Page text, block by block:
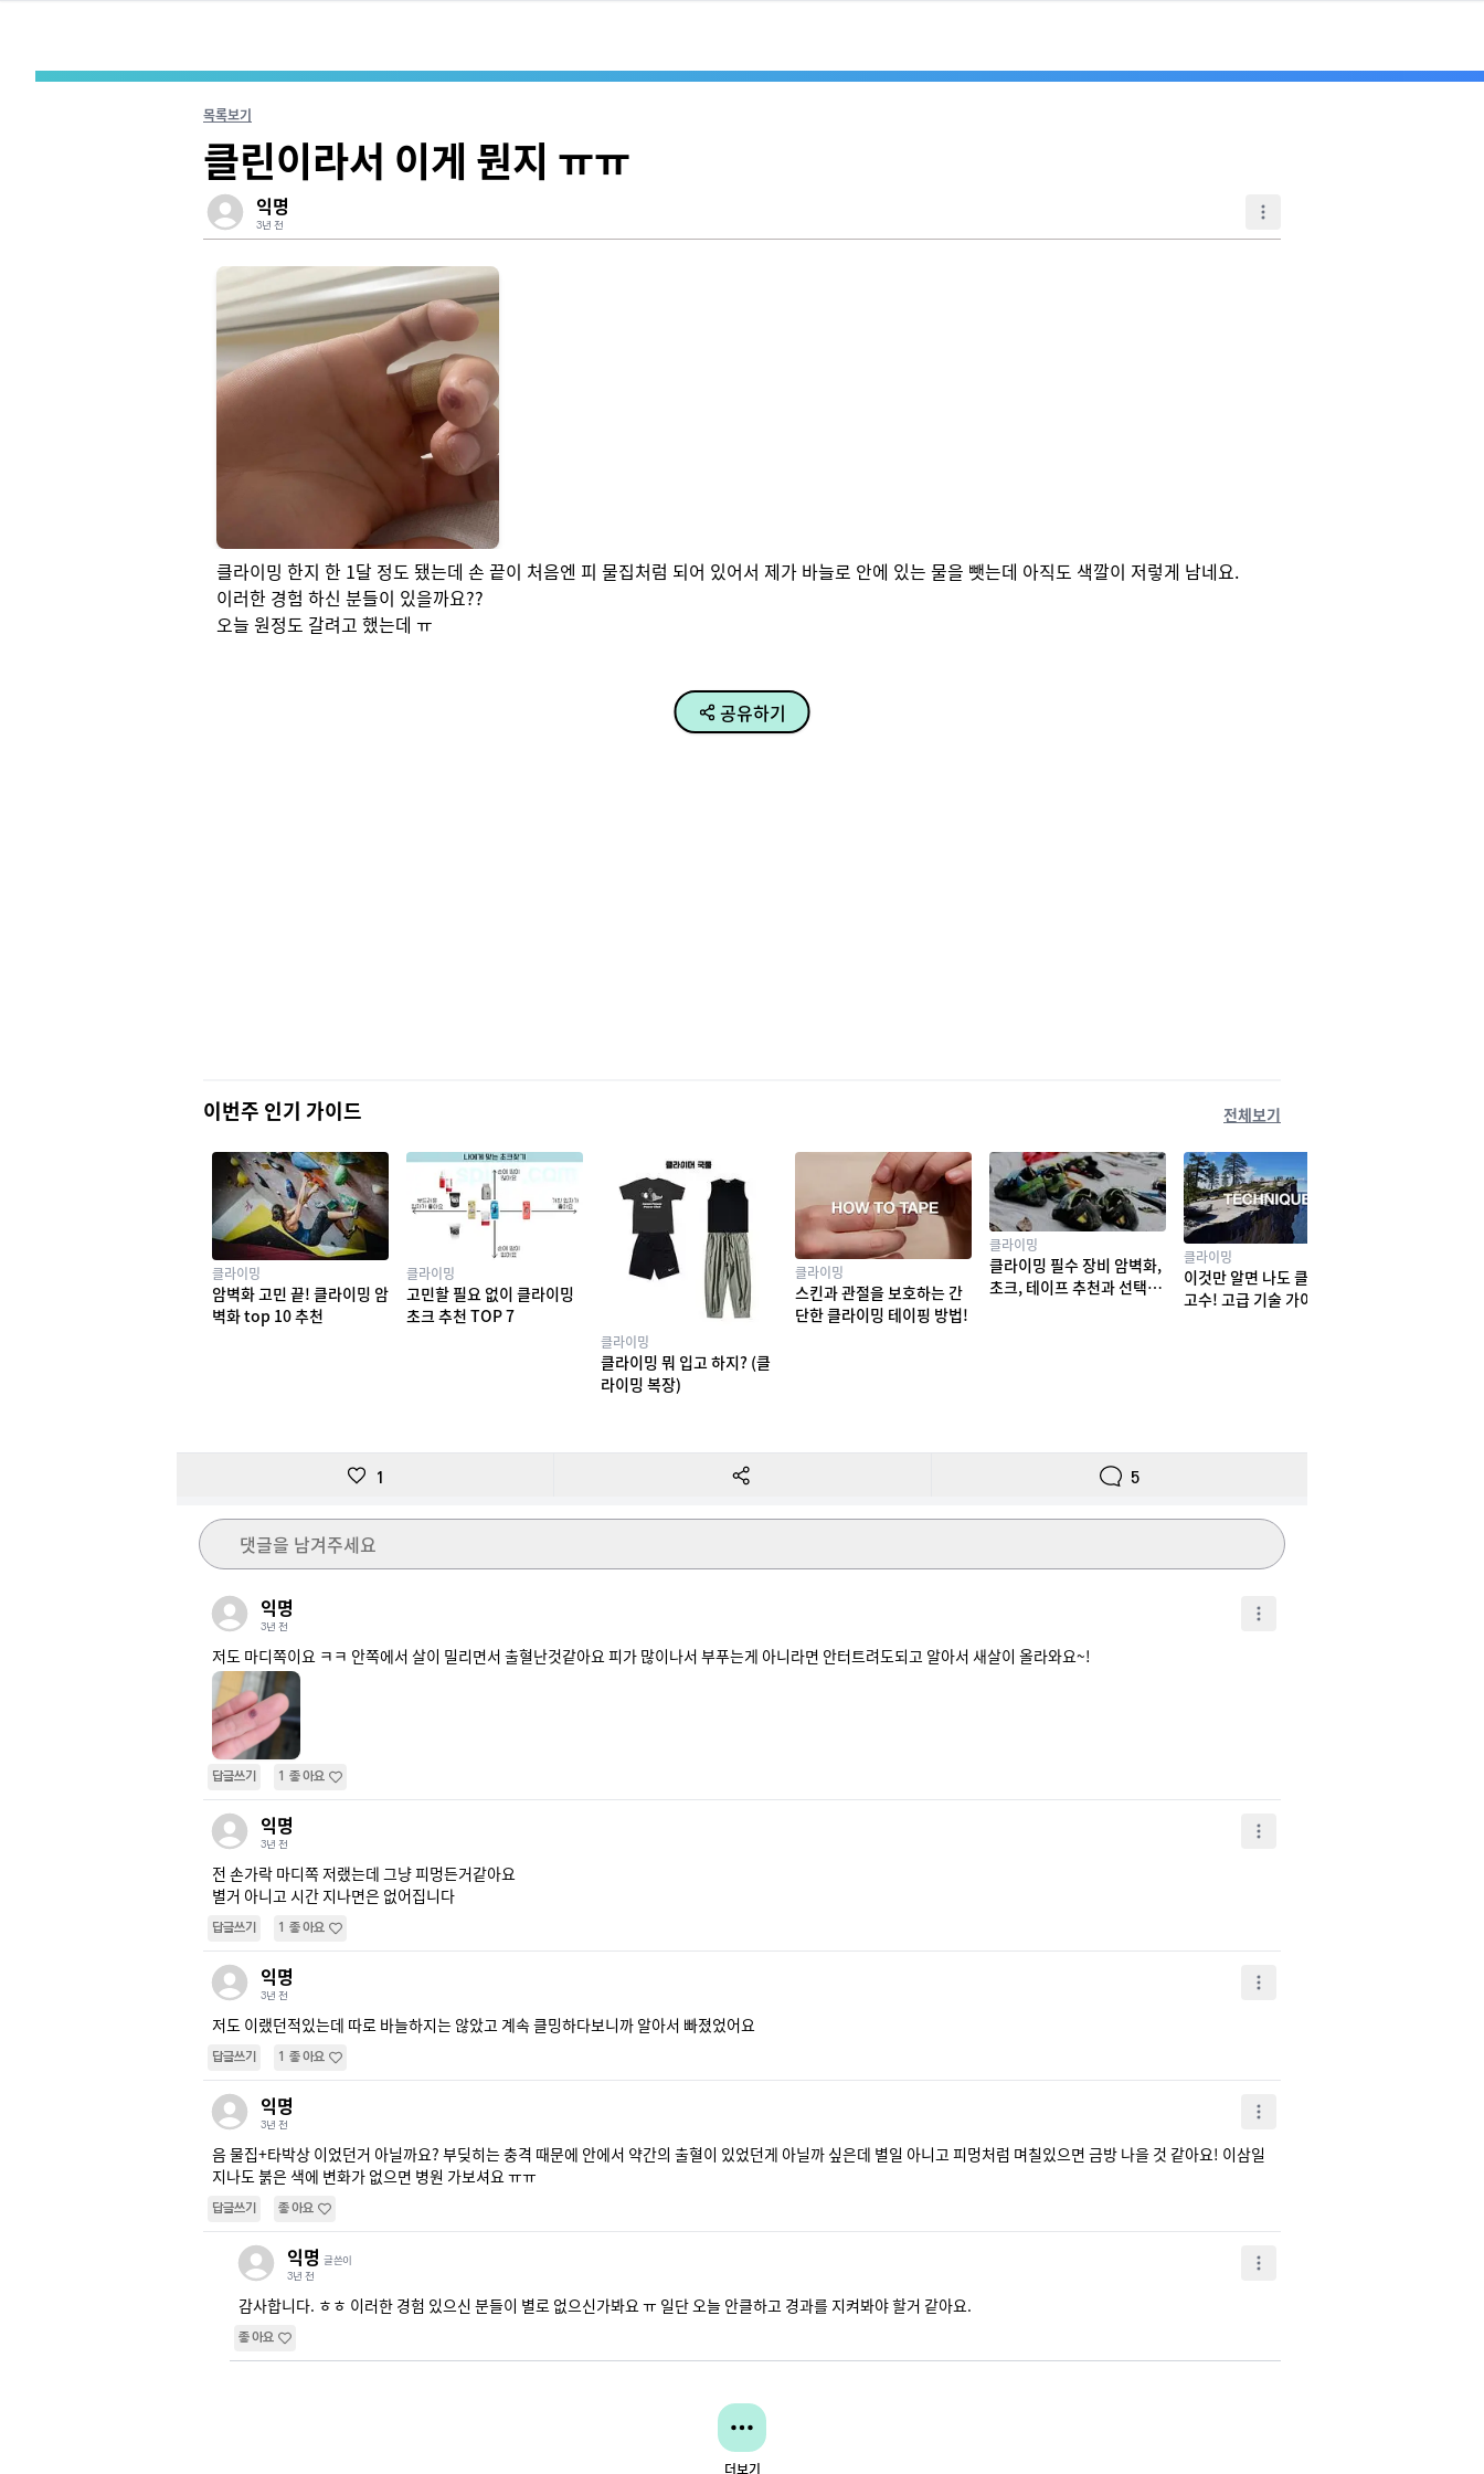
목록보기
클린이라서 이게 뭔지 ㅠㅠ
익명
3년 전
클라이밍 한지 한 1달 정도 됐는데 손 끝이 처음엔 피 물집처럼 되어 있어서 제가 바늘로 안에 있는 물을 뺏는데 아직도 색깔이 저렇게 남네요.
이러한 경험 하신 분들이 있을까요??
오늘 원정도 갈려고 했는데 ㅠ
공유하기
이번주 인기 가이드 전체보기
클라이밍
암벽화 고민 끝! 클라이밍 암
벽화 top 10 추천
클라이밍
고민할 필요 없이 클라이밍
초크 추천 TOP 7
클라이밍
클라이밍 뭐 입고 하지? (클
라이밍 복장)
클라이밍
스킨과 관절을 보호하는 간
단한 클라이밍 테이핑 방법!
클라이밍
클라이밍 필수 장비 암벽화,
초크, 테이프 추천과 선택법
클라이밍
이것만 알면 나도 클라이밍
고수! 고급 기술 가이드
1 5
댓글을 남겨주세요
익명
3년 전
저도 마디쪽이요 ㅋㅋ 안쪽에서 살이 밀리면서 출혈난것같아요 피가 많이나서 부푸는게 아니라면 안터트려도되고 알아서 새살이 올라와요~!
답글쓰기 1 좋아요
익명
3년 전
전 손가락 마디쪽 저랬는데 그냥 피멍든거같아요
별거 아니고 시간 지나면은 없어집니다
답글쓰기 1 좋아요
익명
3년 전
저도 이랬던적있는데 따로 바늘하지는 않았고 계속 클밍하다보니까 알아서 빠졌었어요
답글쓰기 1 좋아요
익명
3년 전
음 물집+타박상 이었던거 아닐까요? 부딪히는 충격 때문에 안에서 약간의 출혈이 있었던게 아닐까 싶은데 별일 아니고 피멍처럼 며칠있으면 금방 나을 것 같아요! 이삼일
지나도 붉은 색에 변화가 없으면 병원 가보셔요 ㅠㅠ
답글쓰기 좋아요
익명 글쓴이
3년 전
감사합니다. ㅎㅎ 이러한 경험 있으신 분들이 별로 없으신가봐요 ㅠ 일단 오늘 안클하고 경과를 지켜봐야 할거 같아요.
좋아요
더보기